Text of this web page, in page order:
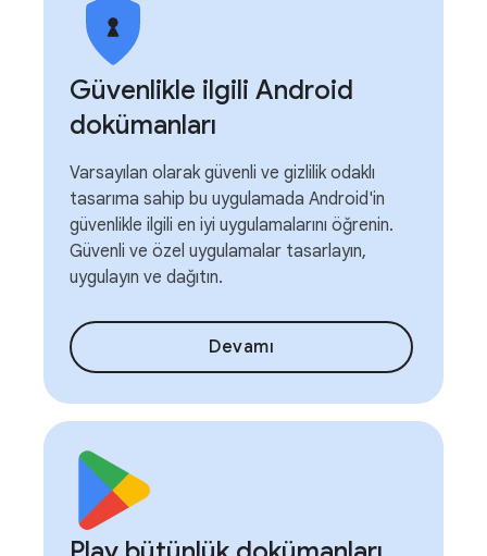
Güvenlikle ilgili Android
dokümanları
Varsayılan olarak güvenli ve gizlilik odaklı
tasarıma sahip bu uygulamada Android'in
güvenlikle ilgili en iyi uygulamalarını öğrenin.
Güvenli ve özel uygulamalar tasarlayın,
uygulayın ve dağıtın.
Devamı